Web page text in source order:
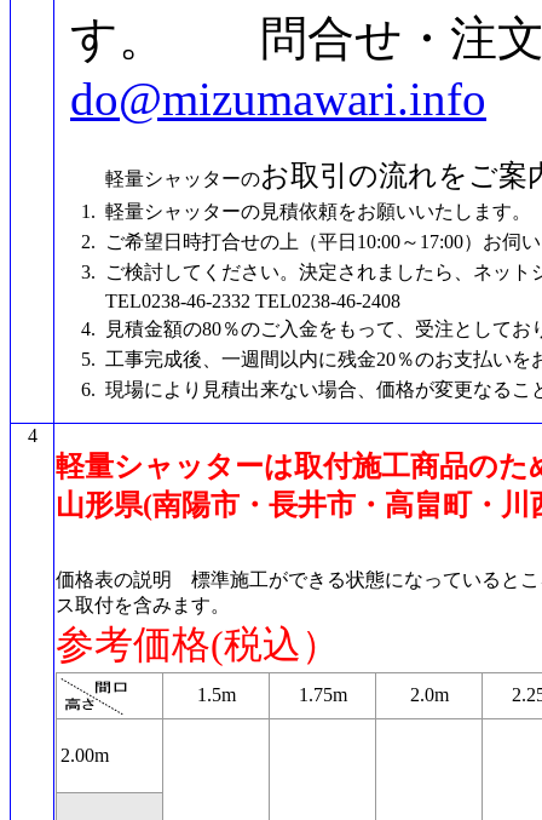
す。 問合せ・注
do@mizumawari.info
軽量シャッターのお取引の流れをご案
1. 軽量シャッターの見積依頼をお願いいたします。
2.
ご希望日時打合せの上（平日10:00～17:00）お伺
3.
ご検討してください。決定されましたら、ネッ
TEL0238-46-2332 TEL0238-46-2408
4.
見積金額の80％のご入金をもって、受注として
5. 工事完成後、一週間以内に残金20％のお支払いを
6. 現場により見積出来ない場合、価格が変更なるこ
4
軽量シャッターは取付施工商品のた
山形県(南陽市・長井市・高畠町・
価格表の説明 標準施工ができる状態になっていると
ス取付を含みます。
参考価格(税込）
1.5m 1.75m 2.0m
2.00m